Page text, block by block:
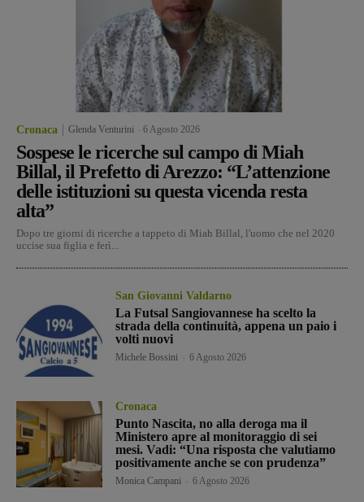
Cronaca Glenda Venturini 6 Agosto 2026
Sospese le ricerche sul campo di Miah
Billal, il Prefetto di Arezzo: “L’attenzione
delle istituzioni su questa vicenda resta
alta”
Dopo tre giorni di ricerche a tappeto di Miah Billal, l'uomo che nel 2020
uccise sua figlia e ferì...
San Giovanni Valdarno
La Futsal Sangiovannese ha scelto la
strada della continuità, appena un paio i
volti nuovi
Michele Bossini 6 Agosto 2026
Cronaca
Punto Nascita, no alla deroga ma il
Ministero apre al monitoraggio di sei
mesi. Vadi: “Una risposta che valutiamo
positivamente anche se con prudenza”
Monica Campani 6 Agosto 2026